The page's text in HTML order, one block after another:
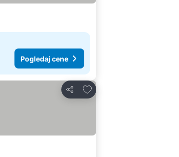
Pogledaj cene
Deli
Dodati u favorite